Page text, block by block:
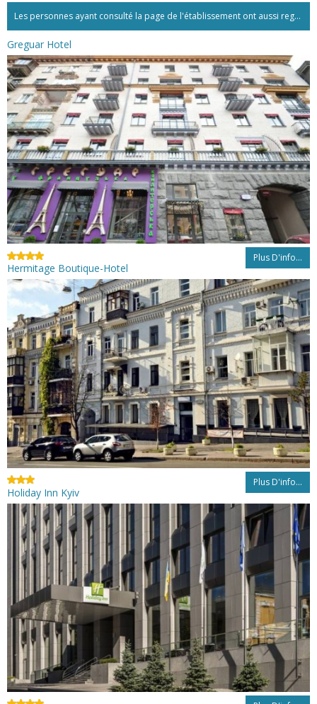
Les personnes ayant consulté la page de l'établissement ont aussi regardé:...
Greguar Hotel
Plus D'info...
Hermitage Boutique-Hotel
Plus D'info...
Holiday Inn Kyiv